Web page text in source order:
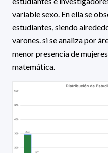
variable sexo. En ella se
estudiantes, siendo
varones. si se analiza por
menor presencia de
matemática.